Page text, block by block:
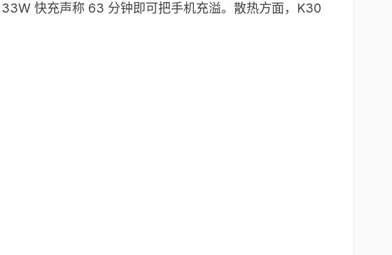
快充声称 63 分钟即可把手机充溢。散热方面，K30